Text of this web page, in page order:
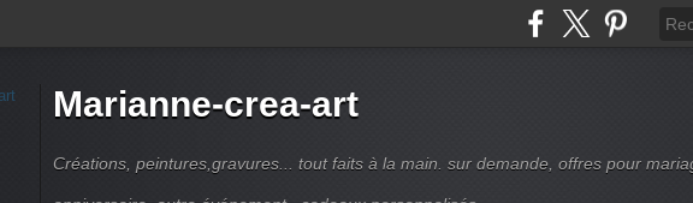
Marianne-crea-art
Créations, peintures,gravures... tout faits à la main. sur demande, offres pour